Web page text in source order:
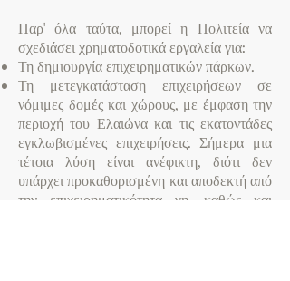
Παρ' όλα ταύτα, μπορεί η Πολιτεία να
σχεδιάσει χρηματοδοτικά εργαλεία για:
Τη δημιουργία επιχειρηματικών πάρκων.
Τη μετεγκατάσταση επιχειρήσεων σε
νόμιμες δομές και χώρους, με έμφαση την
περιοχή του Ελαιώνα και τις εκατοντάδες
εγκλωβισμένες επιχειρήσεις. Σήμερα μια
τέτοια λύση είναι ανέφικτη, διότι δεν
υπάρχει προκαθορισμένη και αποδεκτή από
την επιχειρηματικότητα γη, καθώς και